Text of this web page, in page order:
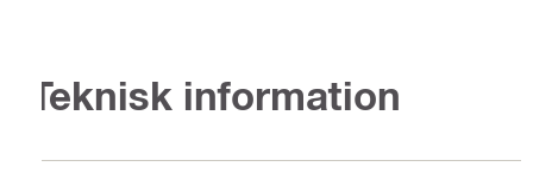
Teknisk information